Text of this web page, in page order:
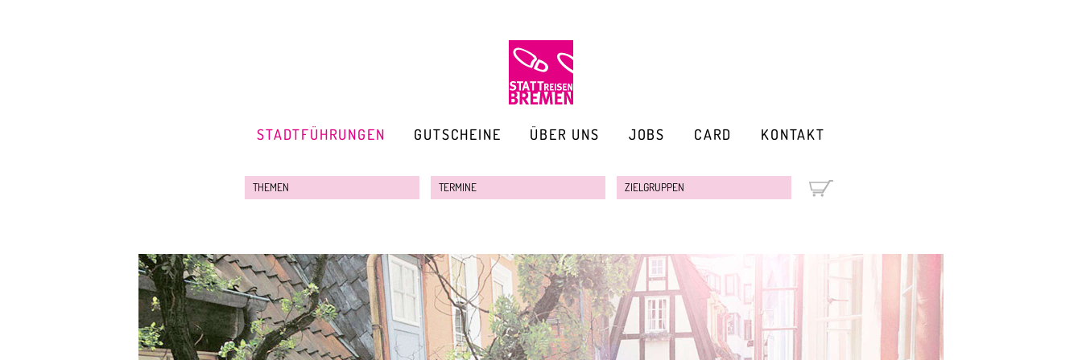
STADTFÜHRUNGEN GUTSCHEINE ÜBER UNS JOBS CARD KONTAKT